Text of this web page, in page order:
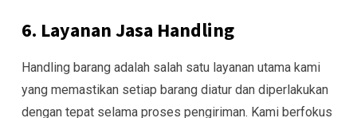
6. Layanan Jasa Handling
Handling barang adalah salah satu layanan utama kami
yang memastikan setiap barang diatur dan diperlakukan
dengan tepat selama proses pengiriman. Kami berfokus